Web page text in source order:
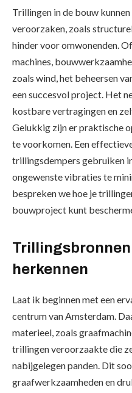
Trillingen in de bouw
veroorzaken, zoals
hinder voor omwonenden.
machines,
zoals wind, het beheersen
een succesvol project. Het
kostbare vertragingen en
Gelukkig zijn er praktische
te voorkomen. Een
trillingsdempers gebruiken
ongewenste vibraties te
bespreken we hoe je
bouwproject kunt
Trillingsbronnen
herkennen
Laat ik beginnen met een
centrum van Amsterdam.
materieel, zoals
trillingen veroorzaakte die
nabijgelegen panden. Dit
graafwerkzaamheden en